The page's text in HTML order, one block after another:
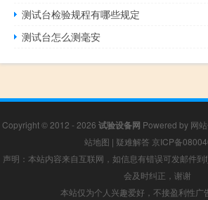
测试台检验规程有哪些规定
测试台怎么测毫安
Copyright © 2012 - 2026 试验设备网 Powered by 网
站地图 | 疑难解答 京ICP备
声明：本站内容来自互联网，如信息有错误可发邮件
会及时纠正，谢谢
本站仅为个人兴趣爱好，不接盈利性广